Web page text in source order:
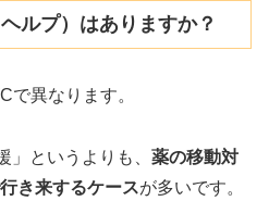
ルプ）はありますか？
で異なります。
」というよりも、 薬の移動対
き来するケースが多いです。